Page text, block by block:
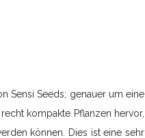
Sensi Seeds; genauer um eine
kompakte Pflanzen hervor,
können. Dies ist eine sehr